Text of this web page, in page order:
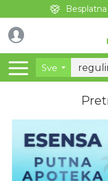
Sve